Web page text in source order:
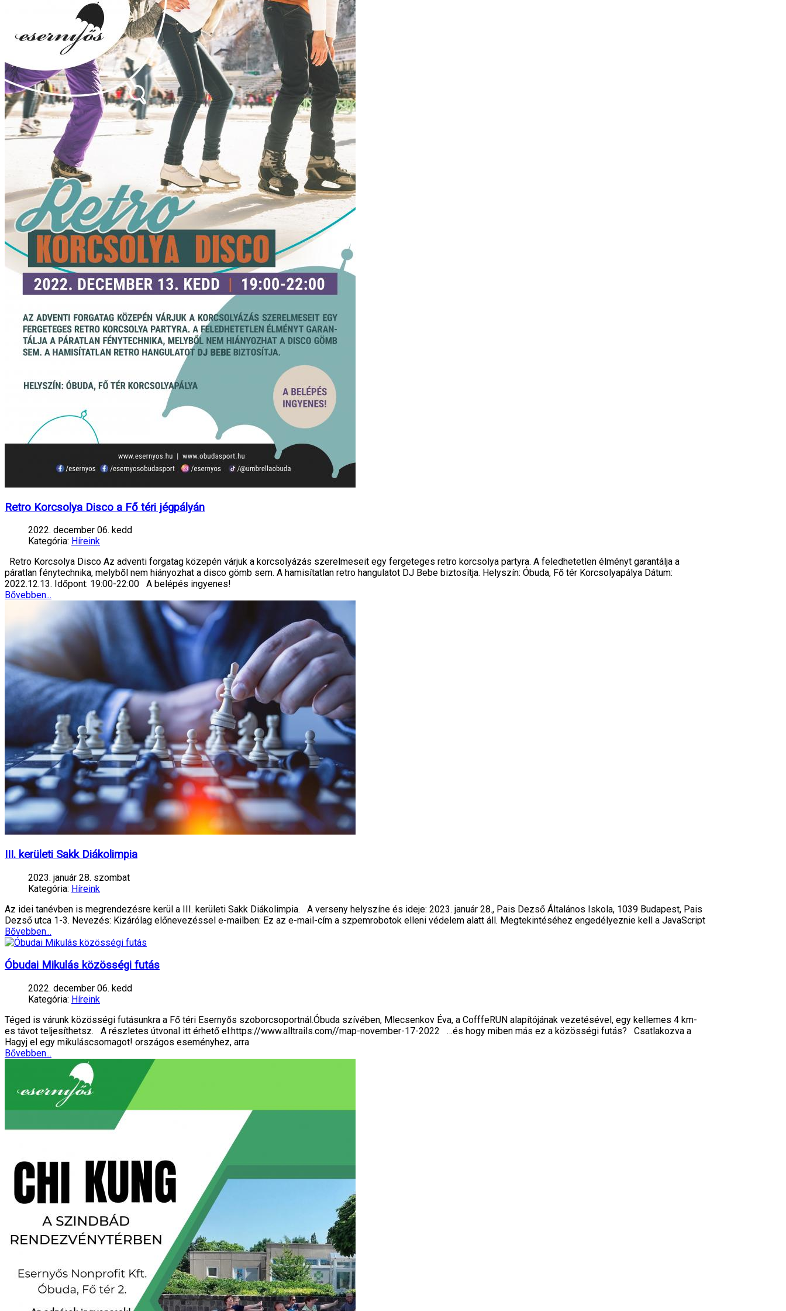
Retro Korcsolya Disco a Fő téri jégpályán
2022. december 06. kedd
Kategória: Híreink
Retro Korcsolya Disco Az adventi forgatag közepén várjuk a korcsolyázás szerelmeseit egy fergeteges retro korcsolya partyra. A feledhetetlen élményt garantálja a
páratlan fénytechnika, melyből nem hiányozhat a disco gömb sem. A hamisítatlan retro hangulatot DJ Bebe biztosítja. Helyszín: Óbuda, Fő tér Korcsolyapálya Dátum:
2022.12.13. Időpont: 19:00-22:00 A belépés ingyenes!
Bővebben...
III. kerületi Sakk Diákolimpia
2023. január 28. szombat
Kategória: Híreink
Az idei tanévben is megrendezésre kerül a III. kerületi Sakk Diákolimpia. A verseny helyszíne és ideje: 2023. január 28., Pais Dezső Általános Iskola, 1039 Budapest, Pais
Dezső utca 1-3. Nevezés: Kizárólag előnevezéssel e-mailben: Ez az e-mail-cím a szpemrobotok elleni védelem alatt áll. Megtekintéséhez engedélyeznie kell a JavaScript
Bővebben...
Óbudai Mikulás közösségi futás
2022. december 06. kedd
Kategória: Híreink
Téged is várunk közösségi futásunkra a Fő téri Esernyős szoborcsoportnál.Óbuda szívében, Mlecsenkov Éva, a CofffeRUN alapítójának vezetésével, egy kellemes 4 km-
es távot teljesíthetsz. A részletes útvonal itt érhető el:https://www.alltrails.com//map-november-17-2022 …és hogy miben más ez a közösségi futás? Csatlakozva a
Hagyj el egy mikuláscsomagot! országos eseményhez, arra
Bővebben...